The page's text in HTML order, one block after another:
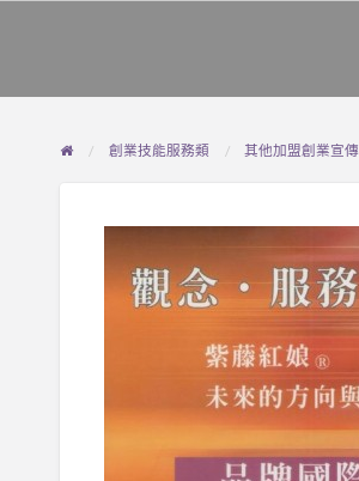
創業技能服務類 其他加盟創業宣傳